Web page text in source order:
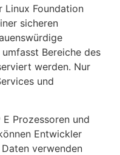
Linux Foundation
sicheren
Bereiche des
werden. Nur
und
Prozessoren und
Entwickler
verwenden